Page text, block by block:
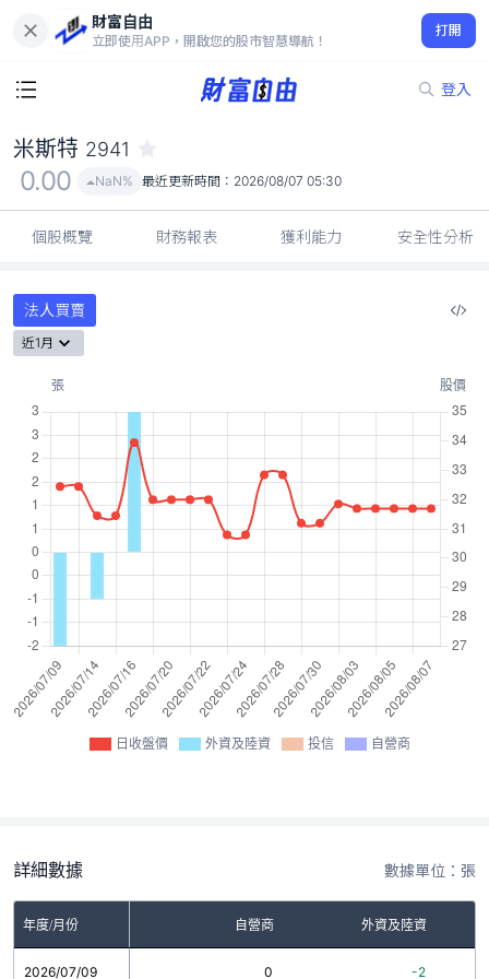
財富自由
立即使用APP，開啟您的股市智慧導航！
打開
登入
0.00
NaN%
米斯特 2941
0.00 NaN% 最近更新時間： 2026/08/07 05:30
個股概覽 財務報表 獲利能力 安全性分析
法人買賣
近1月
日收盤價 外資及陸資 投信 自營商
詳細數據 數據單位：張
年度/月份 自營商 外資及陸資
2026/07/09 0 -2